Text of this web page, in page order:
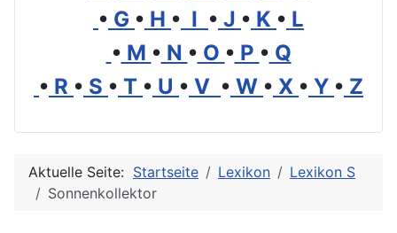
• G • H • I • J • K • L
• M • N • O • P • Q
• R • S • T • U • V • W • X • Y • Z
Aktuelle Seite: Startseite Lexikon
Lexikon S
Sonnenkollektor